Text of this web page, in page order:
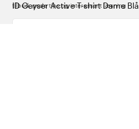
ID Geyser Active T-shirt Dame Blå
tilbud, gode tips og interessant læsning
Indtast din e-mailadresse